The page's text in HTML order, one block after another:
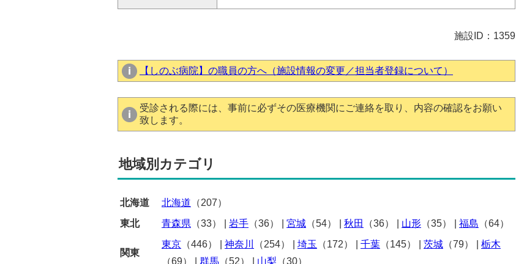
施設ID：1359
【しのぶ病院】の職員の方へ（施設情報の変更／担当者登録について）
受診される際には、事前に必ずその医療機関にご連絡を取り、内容の確認をお願い
致します。
地域別カテゴリ
北海道 北海道 （207）
東北
青森県 （33） 岩手 （36） 宮城 （54） 秋田 （36） 山形 （35） 福島 （64）
関東
東京 （446） 神奈川 （254） 埼玉 （172） 千葉 （145） 茨城 （79）
栃木
（69）
群馬 （52） 山梨 （30）